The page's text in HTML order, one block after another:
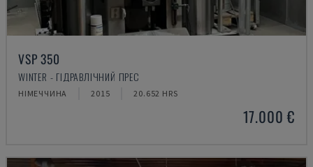
VSP 350
WINTER - ГІДРАВЛІЧНИЙ ПРЕС
НІМЕЧЧИНА 2015 20.652 HRS
17.000 €